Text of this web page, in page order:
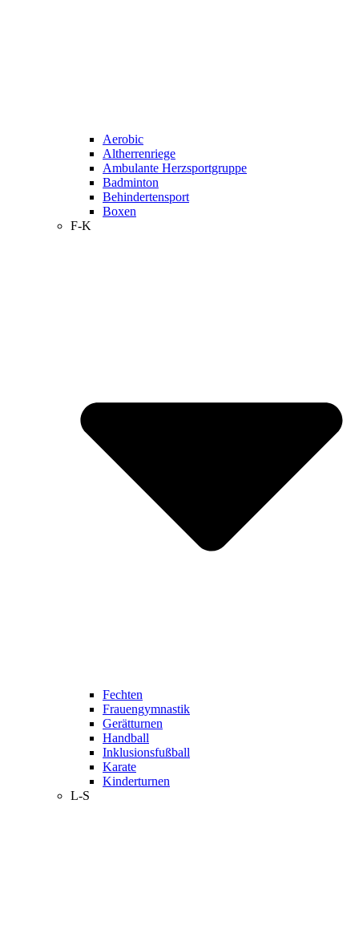
Aerobic
Altherrenriege
Ambulante Herzsportgruppe
Badminton
Behindertensport
Boxen
F-K
Fechten
Frauengymnastik
Gerätturnen
Handball
Inklusionsfußball
Karate
Kinderturnen
L-S